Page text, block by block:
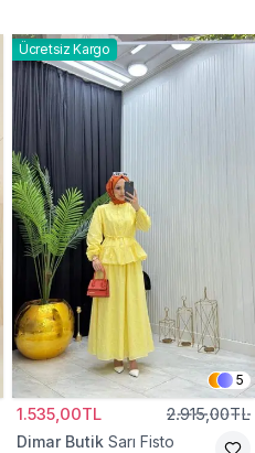
Ücretsiz Kargo
5
1.535,00TL 2.915,00TL
Dimar Butik Sarı Fisto